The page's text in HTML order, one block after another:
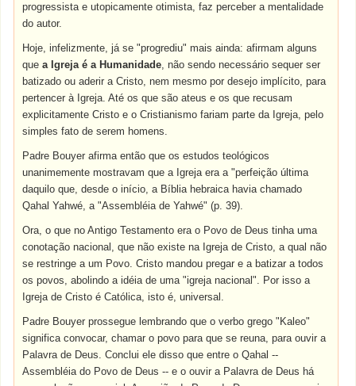
progressista e utopicamente otimista, faz perceber a mentalidade
do autor.
Hoje, infelizmente, já se "progrediu" mais ainda: afirmam alguns
quea Igreja é a Humanidade, não sendo necessário sequer ser
batizado ou aderir a Cristo, nem mesmo por desejo implícito, para
pertencer à Igreja. Até os que são ateus e os que recusam
explicitamente Cristo e o Cristianismo fariam parte da Igreja, pelo
simples fato de serem homens.
Padre Bouyer afirma então que os estudos teológicos
unanimemente mostravam que a Igreja era a "perfeição última
daquilo que, desde o início, a Bíblia hebraica havia chamado
Qahal Yahwé, a "Assembléia de Yahwé" (p. 39).
Ora, o que no Antigo Testamento era o Povo de Deus tinha uma
conotação nacional, que não existe na Igreja de Cristo, a qual não
se restringe a um Povo. Cristo mandou pregar e a batizar a todos
os povos, abolindo a idéia de uma "igreja nacional". Por isso a
Igreja de Cristo é Católica, isto é, universal.
Padre Bouyer prossegue lembrando que o verbo grego "Kaleo"
significa convocar, chamar o povo para que se reuna, para ouvir a
Palavra de Deus. Conclui ele disso que entre o Qahal --
Assembléia do Povo de Deus -- e o ouvir a Palavra de Deus há